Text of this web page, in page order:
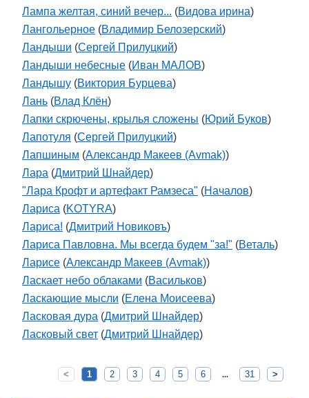
Лампа желтая, синий вечер... (Видова ирина)
Лангольерное (Владимир Белозерский)
Ландыши (Сергей Прилуцкий)
Ландыши небесные (Иван МАЛОВ)
Ландышу (Виктория Бурцева)
Лань (Влад Клён)
Лапки скрючены, крылья сложены (Юрий Буков)
Лапотуля (Сергей Прилуцкий)
Лапшиным (Александр Макеев (Avmak))
Лара (Дмитрий Шнайдер)
"Лара Крофт и артефакт Рамзеса" (Началов)
Лариса (KOTYRA)
Лариса! (Дмитрий Новиковъ)
Лариса Павловна. Мы всегда будем "за!" (Веталь)
Ларисе (Александр Макеев (Avmak))
Ласкает небо облаками (Васильков)
Ласкающие мысли (Елена Моисеева)
Ласковая дура (Дмитрий Шнайдер)
Ласковый свет (Дмитрий Шнайдер)
< 1 2 3 4 5 6 ... 31 >